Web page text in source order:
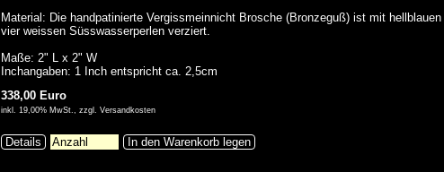
Material: Die handpatinierte Vergissmeinnicht Brosche (Bronzeguß) ist mit
vier weissen Süsswasserperlen verziert.
Maße: 2" L x 2" W
Inchangaben: 1 Inch entspricht ca. 2,5cm
338,00 Euro
inkl. 19,00% MwSt., zzgl. Versandkosten
Details In den Warenkorb legen